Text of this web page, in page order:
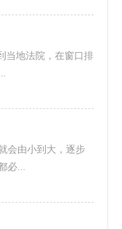
当地法院，在窗口排
会由小到大，逐步
必...